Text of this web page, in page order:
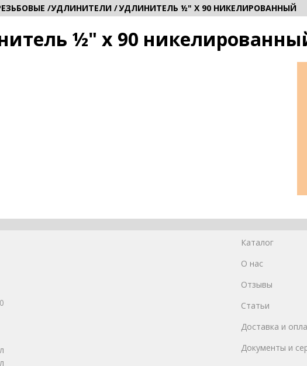
/УДЛИНИТЕЛИ /УДЛИНИТЕЛЬ ½" Х 90 НИКЕЛИРОВАННЫЙ
½" х 90
Каталог
О нас
Отзывы
Статьи
Доставка и
Документы и